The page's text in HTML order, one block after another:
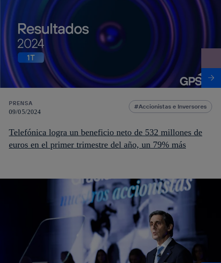
PRENSA
09/05/2024
Accionistas e Inversores
Telefónica logra un beneficio neto de 532 millones de
euros en el primer trimestre del año, un 79% más